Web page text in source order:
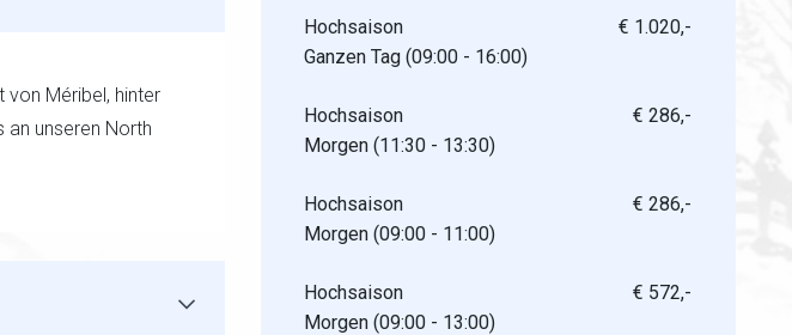
Hochsaison
Ganzen Tag (09:00 - 16:00)
€ 1.020,-
Hochsaison
Morgen (11:30 - 13:30)
€ 286,-
Hochsaison
Morgen (09:00 - 11:00)
€ 286,-
Hochsaison
Morgen (09:00 - 13:00)
€ 572,-
von Méribel, hinter
an unseren North